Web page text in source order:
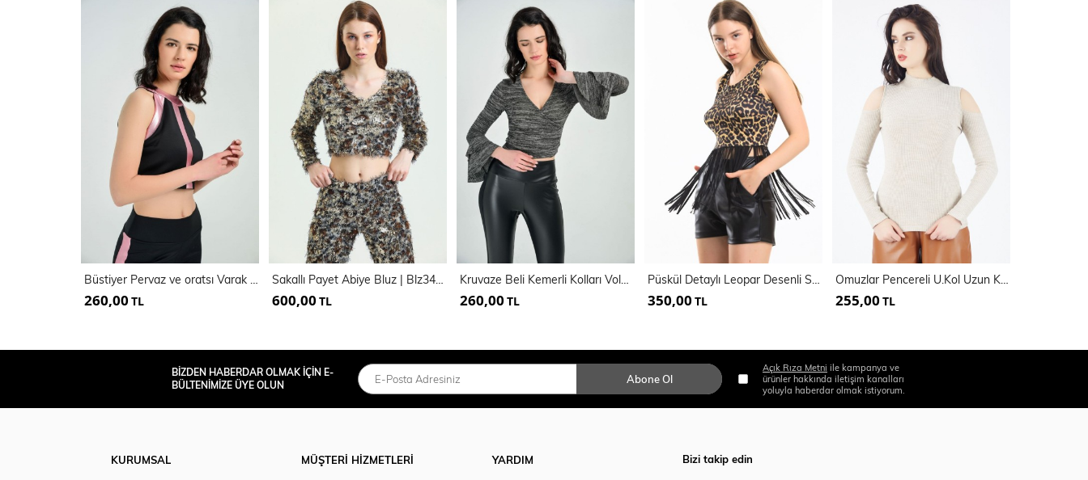
Büstiyer Pervaz ve oratsı Varak GarniLİ Bluz
260,00 TL
Sakallı Payet Abiye Bluz | Blz34598
600,00 TL
Kruvaze Beli Kemerli Kolları Volanlı Bluz
260,00 TL
Püskül Detaylı Leopar Desenli Scuba Bluz | Bus33913
350,00 TL
Omuzlar Pencereli U.Kol Uzun Kaşkorse Bluz
255,00 TL
BİZDEN HABERDAR OLMAK İÇİN E-
BÜLTENİMİZE ÜYE OLUN
Abone Ol
Açık Rıza Metni ile kampanya ve
ürünler hakkında iletişim kanalları
yoluyla haberdar olmak istiyorum.
KURUMSAL
MÜŞTERİ HİZMETLERİ
YARDIM
Bizi takip edin